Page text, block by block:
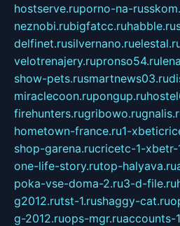
hostserve.ruporno-na-
neznobi.rubigfatcc.ruhabble.ru
delfinet.rusilvernano.ru
velotrenajery.rupronso54.ru
show-pets.rusmartnews03.ru
miraclecoon.rupongup.ru
firehunters.rugribowo.ru
hometown-france.ru1-
shop-garena.rucricetc-1-
one-life-story.rutop-halyava.ru
poka-vse-doma-2.ru3-d-file.ru
g2012.rutst-1.rushaggy-cat.ru
g-2012.ruops-mgr.ruaccounts-